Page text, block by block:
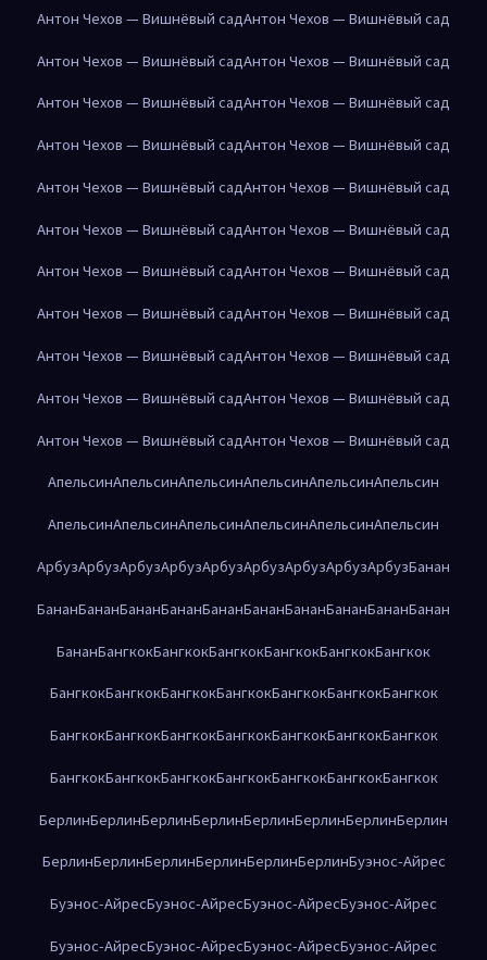
Антон Чехов — Вишнёвый садАнтон Чехов — Вишнёвый сад
Антон Чехов — Вишнёвый садАнтон Чехов — Вишнёвый сад
Антон Чехов — Вишнёвый садАнтон Чехов — Вишнёвый сад
Антон Чехов — Вишнёвый садАнтон Чехов — Вишнёвый сад
Антон Чехов — Вишнёвый садАнтон Чехов — Вишнёвый сад
Антон Чехов — Вишнёвый садАнтон Чехов — Вишнёвый сад
Антон Чехов — Вишнёвый садАнтон Чехов — Вишнёвый сад
Антон Чехов — Вишнёвый садАнтон Чехов — Вишнёвый сад
Антон Чехов — Вишнёвый садАнтон Чехов — Вишнёвый сад
Антон Чехов — Вишнёвый садАнтон Чехов — Вишнёвый сад
Антон Чехов — Вишнёвый садАнтон Чехов — Вишнёвый сад
АпельсинАпельсинАпельсинАпельсинАпельсинАпельсин
АпельсинАпельсинАпельсинАпельсинАпельсинАпельсин
АрбузАрбузАрбузАрбузАрбузАрбузАрбузАрбузАрбузБанан
БананБананБананБананБананБананБананБананБананБанан
БананБангкокБангкокБангкокБангкокБангкокБангкок
БангкокБангкокБангкокБангкокБангкокБангкокБангкок
БангкокБангкокБангкокБангкокБангкокБангкокБангкок
БангкокБангкокБангкокБангкокБангкокБангкокБангкок
БерлинБерлинБерлинБерлинБерлинБерлинБерлинБерлин
БерлинБерлинБерлинБерлинБерлинБерлинБуэнос-Айрес
Буэнос-АйресБуэнос-АйресБуэнос-АйресБуэнос-Айрес
Буэнос-АйресБуэнос-АйресБуэнос-АйресБуэнос-Айрес